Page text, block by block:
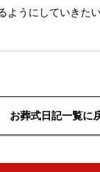
ようにしていきたい
お葬式日記一覧に